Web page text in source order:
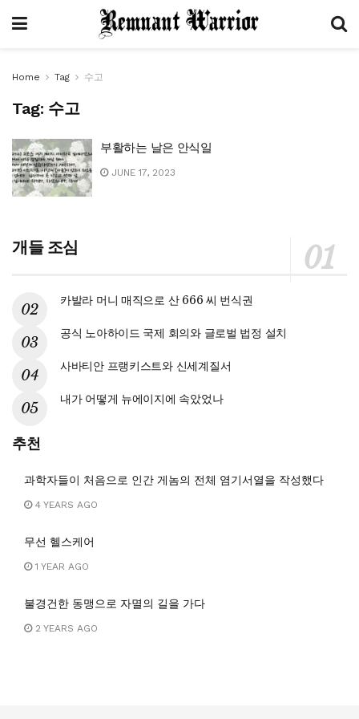
Home Tag 수고
Tag: 수고
부활하는 날은 안식일
JUNE 17, 2023
개들 조심
카발라 머니 매직으로 산 666 씨 번식권
공식 노아하이드 국제 회의와 글로벌 법정 설치
사바티안 프랭키스트와 신세계질서
내가 어떻게 뉴에이지에 속았었나
추천
과학자들이 처음으로 인간 게놈의 전체 염기서열을 작성했다
4 YEARS AGO
무선 헬스케어
1 YEAR AGO
불경건한 동맹으로 자멸의 길을 가다
2 YEARS AGO